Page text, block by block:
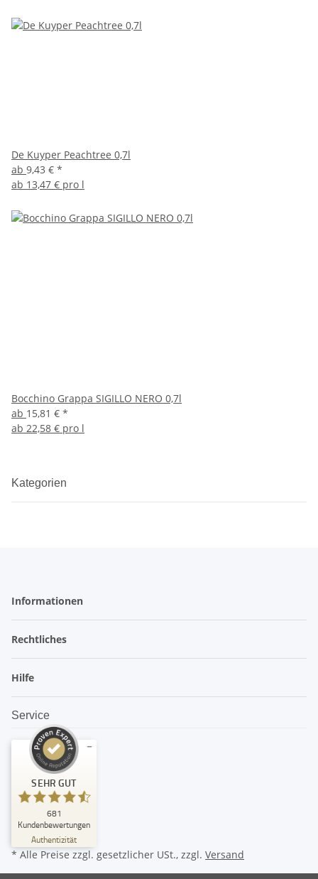
De Kuyper Peachtree 0,7l
ab 9,43 € *
ab 13,47 € pro l
Bocchino Grappa SIGILLO NERO 0,7l
ab 15,81 € *
ab 22,58 € pro l
Kategorien
Informationen
Rechtliches
Hilfe
Service
SEHR GUT
681
Kundenbewertungen
Authentizität
Kundenbewertungen und Erfahrungen zu
SEHR GUT
4,74
/
5,00
* Alle Preise zzgl. gesetzlicher USt., zzgl. Versand